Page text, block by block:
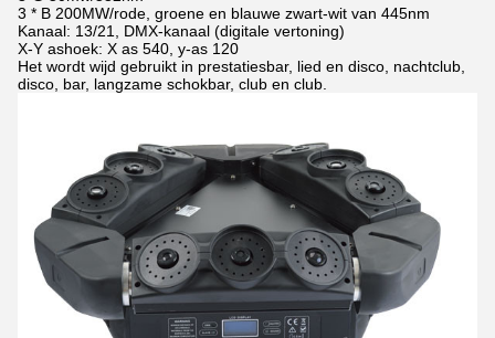
3 * B 200MW/rode, groene en blauwe zwart-wit van 445nm
Kanaal: 13/21, DMX-kanaal (digitale vertoning)
X-Y ashoek: X as 540, y-as 120
Het wordt wijd gebruikt in prestatiesbar, lied en disco, nachtclub,
disco, bar, langzame schokbar, club en club.